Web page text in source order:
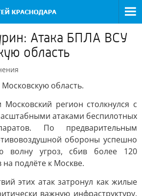
Атака БПЛА ВСУ
область
область.
Московский регион столкнулся с
атаками беспилотных
По предварительным
обороны успешно
волну угроз, сбив более 120
подлёте к Москве.
этих атак затронул как жилые
важную инфраструктуру.